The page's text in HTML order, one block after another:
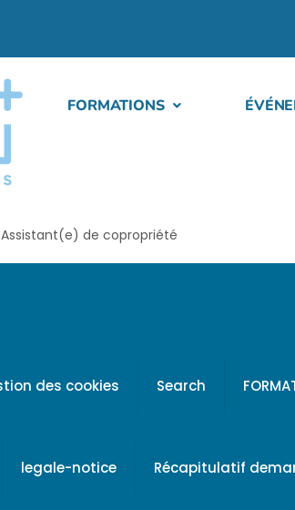
FORMATIONS
de copropriété
des cookies Search
legale-notice Récapitulatif